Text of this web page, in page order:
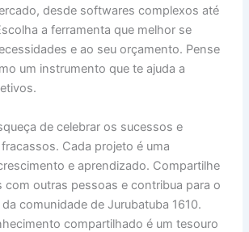
desde softwares complexos até
a ferramenta que melhor se
e ao seu orçamento. Pense
um instrumento que te ajuda a
de celebrar os sucessos e
Cada projeto é uma
e aprendizado. Compartilhe
com outras pessoas e contribua para o
comunidade de Jurubatuba 1610.
compartilhado é um tesouro